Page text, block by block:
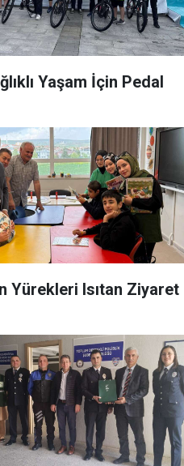
Yaşam İçin Pedal
Yürekleri Isıtan Ziyaret